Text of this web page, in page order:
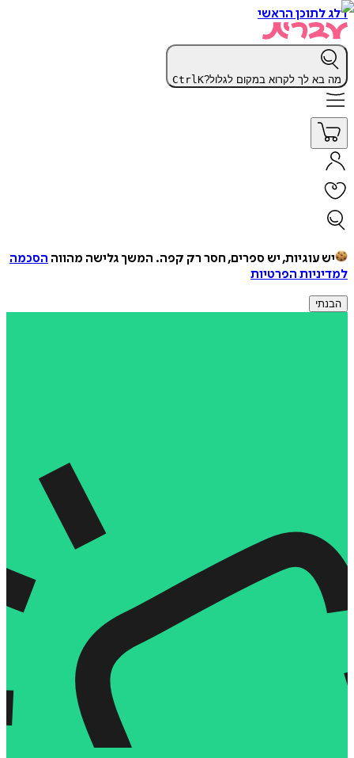
דלג לתוכן הראשי
מה בא לך לקרוא במקום לגלול? CtrlK
יש עוגיות, יש ספרים, חסר רק קפה. המשך גלישה מהווה הסכמה
למדיניות הפרטיות
הבנתי